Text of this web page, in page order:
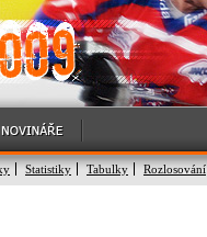
Statistiky Tabulky Rozlosování